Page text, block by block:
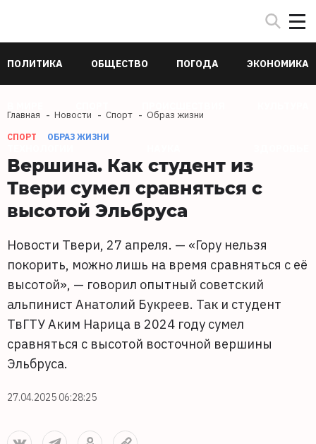
ПОЛИТИКА ОБЩЕСТВО ПОГОДА ЭКОНОМИКА
Главная Новости Спорт Образ жизни
СПОРТ ОБРАЗ ЖИЗНИ
Вершина. Как студент из
Твери сумел сравняться с
высотой Эльбруса
Новости Твери, 27 апреля. — «Гору нельзя
покорить, можно лишь на время сравняться с её
высотой», — говорил опытный советский
альпинист Анатолий Букреев. Так и студент
ТвГТУ Аким Нарица в 2024 году сумел
сравняться с высотой восточной вершины
Эльбруса.
27.04.2025 06:28:25